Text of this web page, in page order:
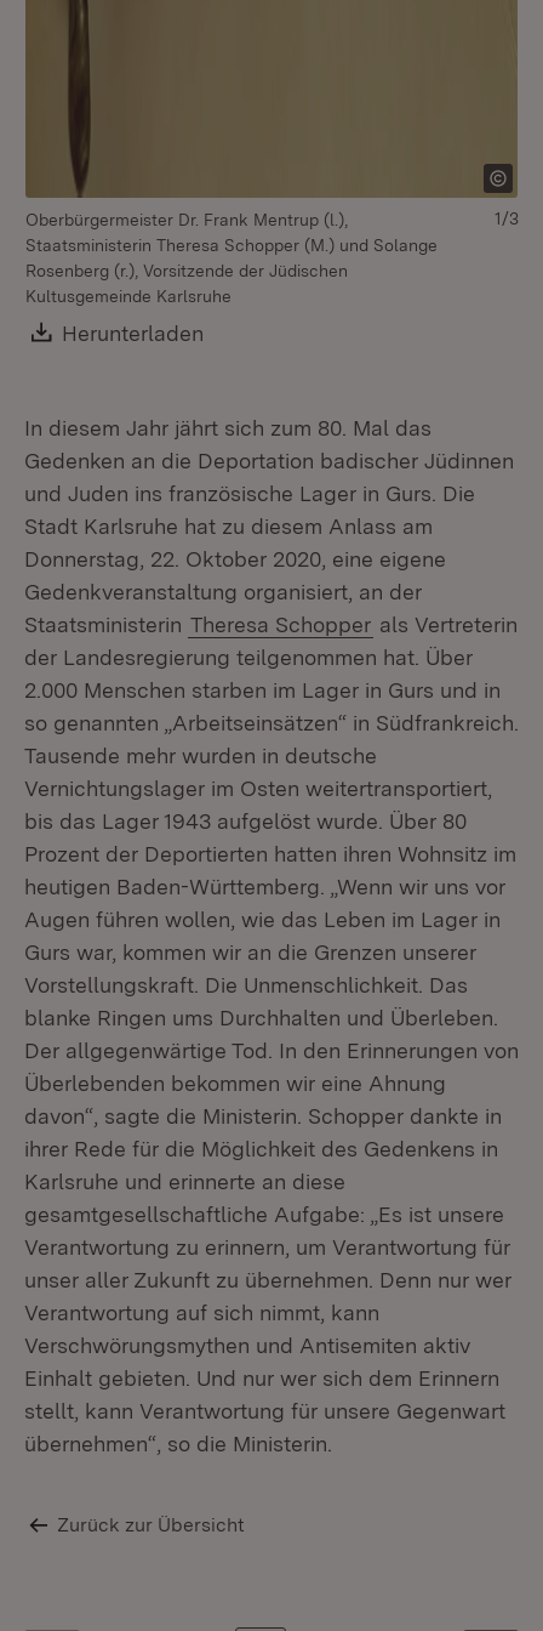
Oberbürgermeister Dr. Frank Mentrup (l.),
Staatsministerin Theresa Schopper (M.) und Solange
Rosenberg (r.), Vorsitzende der Jüdischen
Kultusgemeinde Karlsruhe
Download:
Herunterladen
1/3
In diesem Jahr jährt sich zum 80. Mal das
Gedenken an die Deportation badischer Jüdinnen
und Juden ins französische Lager in Gurs. Die
Stadt Karlsruhe hat zu diesem Anlass am
Donnerstag, 22. Oktober 2020, eine eigene
Gedenkveranstaltung organisiert, an der
Staatsministerin Theresa Schopper als Vertreterin
der Landesregierung teilgenommen hat. Über
2.000 Menschen starben im Lager in Gurs und in
so genannten „Arbeitseinsätzen“ in Südfrankreich.
Tausende mehr wurden in deutsche
Vernichtungslager im Osten weitertransportiert,
bis das Lager 1943 aufgelöst wurde. Über 80
Prozent der Deportierten hatten ihren Wohnsitz im
heutigen Baden-Württemberg. „Wenn wir uns vor
Augen führen wollen, wie das Leben im Lager in
Gurs war, kommen wir an die Grenzen unserer
Vorstellungskraft. Die Unmenschlichkeit. Das
blanke Ringen ums Durchhalten und Überleben.
Der allgegenwärtige Tod. In den Erinnerungen von
Überlebenden bekommen wir eine Ahnung
davon“, sagte die Ministerin. Schopper dankte in
ihrer Rede für die Möglichkeit des Gedenkens in
Karlsruhe und erinnerte an diese
gesamtgesellschaftliche Aufgabe: „Es ist unsere
Verantwortung zu erinnern, um Verantwortung für
unser aller Zukunft zu übernehmen. Denn nur wer
Verantwortung auf sich nimmt, kann
Verschwörungsmythen und Antisemiten aktiv
Einhalt gebieten. Und nur wer sich dem Erinnern
stellt, kann Verantwortung für unsere Gegenwart
übernehmen“, so die Ministerin.
Zurück zur Übersicht